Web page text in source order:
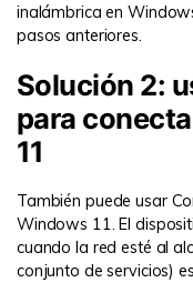
inalámbrica en
pasos anteriores.
Solución 2:
para
11
También puede usar
Windows 11. El
cuando la red esté al
conjunto de servicios)